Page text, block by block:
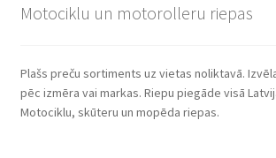
Motociklu un motorolleru riepas
Plašs preču sortiments uz vietas noliktavā.
pēc izmēra vai markas. Riepu piegāde visā
Motociklu, skūteru un mopēda riepas.